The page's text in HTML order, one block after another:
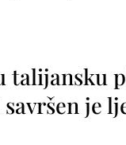
talijansku
je